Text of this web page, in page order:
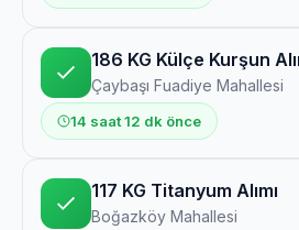
186 KG Külçe Kurşun
Çaybaşı Fuadiye Mahallesi
14 saat 12 dk önce
117 KG Titanyum Alımı
Boğazköy Mahallesi